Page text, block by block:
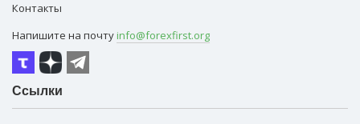
Контакты
Напишите на почту info@forexfirst.org
Ссылки